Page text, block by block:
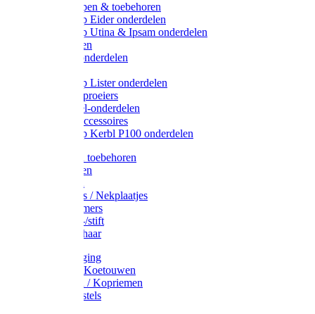
Weidepompen & toebehoren
Weidepomp Eider onderdelen
Weidepomp Utina & Ipsam onderdelen
Drinkbakken
Drinkbak onderdelen
Weidepomp Lister onderdelen
Nippels / Sproeiers
Drinknippel-onderdelen
Drinkbak accessoires
Weidepomp Kerbl P100 onderdelen
Oormerken toebehoren
Enkelbanden
Halsplaatjes / Nekplaatjes
Kokernummers
Merkspray-/stift
Veemerkschaar
Uierverzorging
Halsters & Koetouwen
Halsriemen / Kopriemen
Koerugborstels